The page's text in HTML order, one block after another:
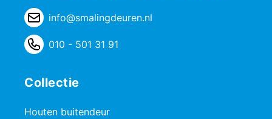
info@smalingdeuren.nl
010 - 501 31 91
Collectie
Houten buitendeur